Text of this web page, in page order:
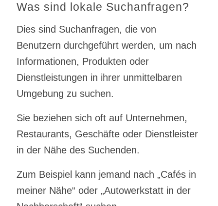
Was sind lokale Suchanfragen?
Dies sind Suchanfragen, die von
Benutzern durchgeführt werden, um nach
Informationen, Produkten oder
Dienstleistungen in ihrer unmittelbaren
Umgebung zu suchen.
Sie beziehen sich oft auf Unternehmen,
Restaurants, Geschäfte oder Dienstleister
in der Nähe des Suchenden.
Zum Beispiel kann jemand nach „Cafés in
meiner Nähe“ oder „Autowerkstatt in der